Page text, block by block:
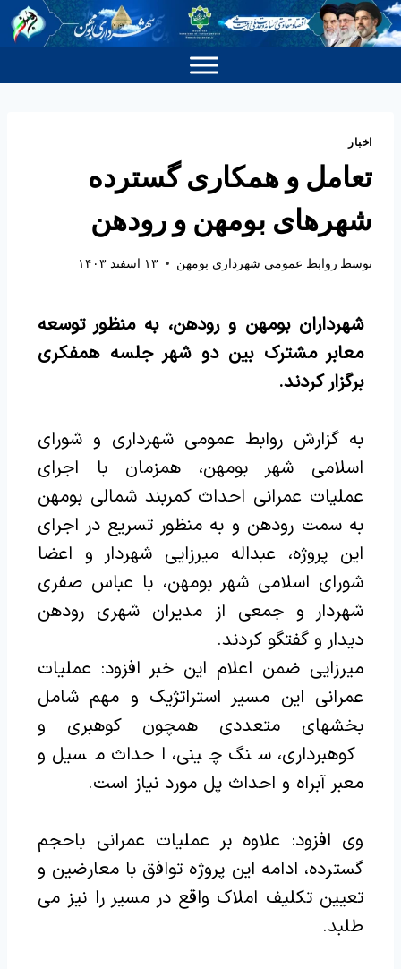
اخبار
تعامل و همکاری گسترده
شهرهای بومهن و رودهن
توسط روابط عمومی شهرداری بومهن ۱۳ اسفند ۱۴۰۳
شهرداران بومهن و رودهن، به منظور توسعه
معابر مشترک بین دو شهر جلسه همفکری
برگزار کردند.‌
به گزارش روابط عمومی شهرداری و شورای
اسلامی شهر بومهن، همزمان با اجرای
عملیات عمرانی احداث کمربند شمالی بومهن
به سمت رودهن و به منظور تسریع در اجرای
این پروژه، عبداله میرزایی شهردار و اعضا
شورای اسلامی شهر بومهن، با عباس صفری
شهردار و جمعی از مدیران شهری رودهن
دیدار و گفتگو کردند.
میرزایی ضمن اعلام این خبر افزود: عملیات‌
عمرانی این مسیر استراتژیک و مهم شامل
بخشهای متعددی همچون کوهبری و
کوهبرداری، سنگ چینی، احداث مسیل و
معبر آبراه و احداث پل مورد نیاز است.
وی افزود: علاوه بر عملیات‌ عمرانی باحجم
گسترده، ادامه این پروژه توافق با معارضین و
تعیین تکلیف املاک واقع در مسیر را نیز می
طلبد.